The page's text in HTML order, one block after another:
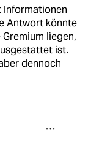
Informationen
Antwort könnte
liegen,
ist.
dennoch